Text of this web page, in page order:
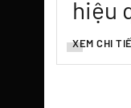
hiệu
XEM CHI